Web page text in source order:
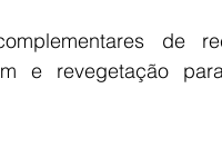
de
e revegetação